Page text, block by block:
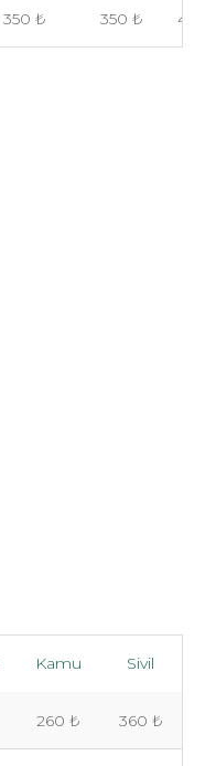
350 ₺ 350 ₺ 450
Kamu Sivil
260 ₺ 360 ₺